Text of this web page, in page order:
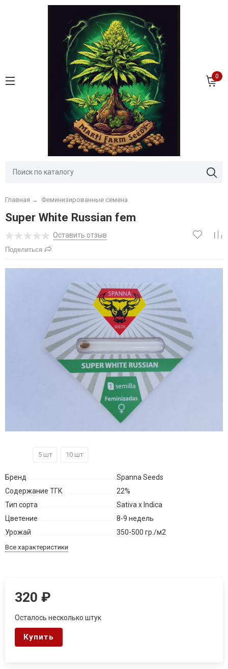
0
Главная → Феминизированные семена
Super White Russian fem
Оставить отзыв
Поделиться
5 шт 10 шт
Бренд
Spanna Seeds
Содержание ТГК
22%
Тип сорта
Sativa x Indica
Цветение
8-9 недель
Урожай
350-500 гр./м2
Все характеристики
320₽
Осталось несколько штук
Купить